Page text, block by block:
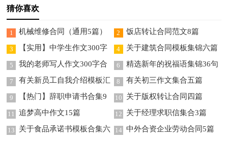
猜你喜欢
1 机械维修合同（通用5篇） 2 饭店转让合同范文8篇
3
【实用】中学生作文300字
集锦10篇
4 关于建筑合同模板集锦六篇
5
我的老师写人作文300字合
集九篇
6 精选新年的祝福语集锦36句
7
有关新员工自我介绍模板汇
总四篇
8 有关初三作文集合五篇
9
【热门】辞职申请书合集9
篇
10 关于版权转让合同四篇
11 追梦高中作文15篇 12 关于经理求职信集合3篇
13
关于食品承诺书模板合集六
14 中外合资企业劳动合同5篇